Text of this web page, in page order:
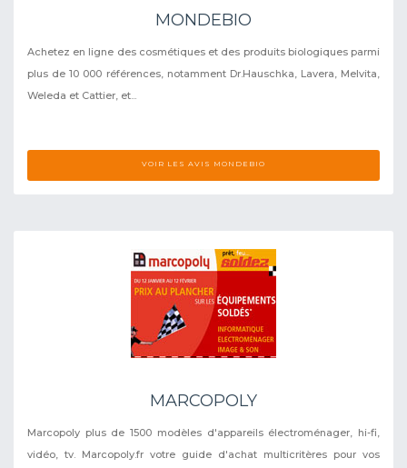
MONDEBIO
Achetez en ligne des cosmétiques et des produits biologiques parmi
plus de 10 000 références, notamment Dr.Hauschka, Lavera, Melvita,
Weleda et Cattier, et...
VOIR LES AVIS MONDEBIO
MARCOPOLY
Marcopoly plus de 1500 modèles d'appareils électroménager, hi-fi,
vidéo, tv. Marcopoly.fr votre guide d'achat multicritères pour vos